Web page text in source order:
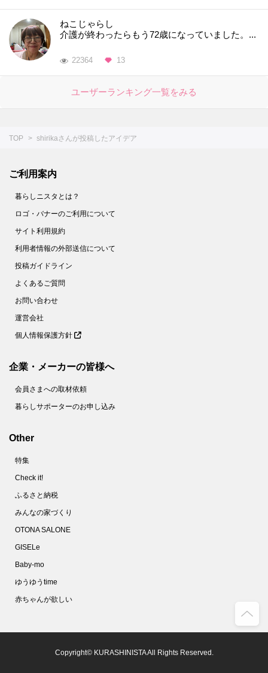
ねこじゃらし
介護が終わったらもう72歳になっていました。...
22364 13
ユーザーランキング一覧をみる
TOP shirikaさんが投稿したアイデア
ご利用案内
暮らしニスタとは？
ロゴ・バナーのご利用について
サイト利用規約
利用者情報の外部送信について
投稿ガイドライン
よくあるご質問
お問い合わせ
運営会社
個人情報保護方針
企業・メーカーの皆様へ
会員さまへの取材依頼
暮らしサポーターのお申し込み
Other
特集
Check it!
ふるさと納税
みんなの家づくり
OTONA SALONE
GISELe
Baby-mo
ゆうゆうtime
赤ちゃんが欲しい
Copyright© KURASHINISTA All Rights Reserved.